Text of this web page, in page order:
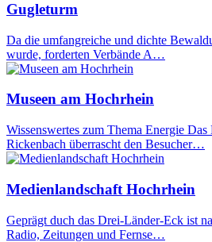
Gugleturm
Da die umfangreiche und dichte
wurde, forderten Verbände A…
Museen am Hochrhein
Wissenswertes zum Thema Energie Das
Rickenbach überrascht den Besucher…
Medienlandschaft Hochrhein
Geprägt duch das Drei-Länder-Eck ist
Radio, Zeitungen und Fernse…